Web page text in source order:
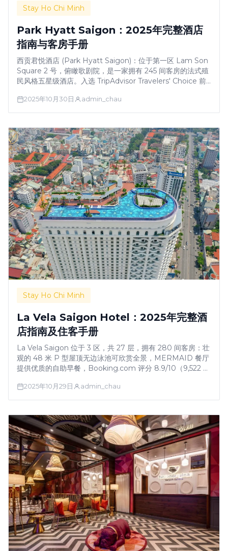
Stay Ho Chi Minh
Park Hyatt Saigon：2025年完整酒店
指南与客房手册
西贡君悦酒店 (Park Hyatt Saigon)：位于第一区 Lam Son
Square 2 号，俯瞰歌剧院，是一家拥有 245 间客房的法式殖
民风格五星级酒店。入选 TripAdvisor Travelers' Choice 前
2025）。提供小型 …
2025年10月30日 admin_chau
Stay Ho Chi Minh
La Vela Saigon Hotel：2025年完整酒
店指南及住客手册
La Vela Saigon 位于 3 区，共 27 层，拥有 280 间客房：壮
观的 48 米 P 型屋顶无边泳池可欣赏全景，MERMAID 餐厅
提供优质的自助早餐，Booking.com 评分 8.9/10（9,522 条
康养中心。免费提供早餐/WiFi/停车位。每晚 …
2025年10月29日 admin_chau